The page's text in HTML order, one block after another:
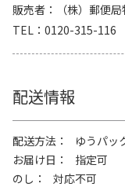
販売者
（株）郵便
TEL
0120-315-116
配送情報
配送方法
ゆうパッ
お届け日
指定可
のし
対応不可